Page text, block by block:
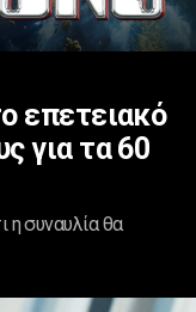
επετειακό
για τα 60
η συναυλία θα